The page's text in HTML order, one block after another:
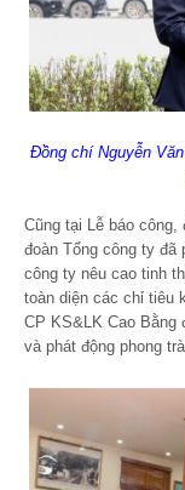
Đồng chí Nguyễn
Cũng tại Lễ báo
đoàn Tổng công ty đã
công ty nêu cao tinh
toàn diện các chỉ tiêu
CP KS&LK Cao
và phát động phong